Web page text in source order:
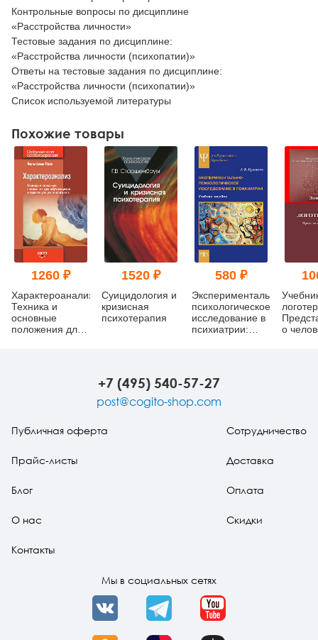
Контрольные вопросы по дисциплине
«Расстройства личности»
Тестовые задания по дисциплине:
«Расстройства личности (психопатии)»
Ответы на тестовые задания по дисциплине:
«Расстройства личности (психопатии)»
Список используемой литературы
Похожие товары
1260 ₽
Характероанализ:
Техника и
основные
положения для
1520 ₽
Суицидология и
кризисная
психотерапия
580 ₽
Экспериментально-
психологическое
исследование в
психиатрии:
о
+7 (495) 540-57-27
post@cogito-shop.com
Публичная оферта
Прайс-листы
Блог
О нас
Контакты
Сотрудничество
Доставка
Оплата
Скидки
Мы в социальных сетях
VK Telegram YouTube